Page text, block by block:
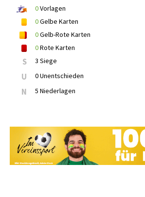
0Vorlagen
0Gelbe Karten
0Gelb-Rote Karten
0Rote Karten
S 3 Siege
U 0 Unentschieden
N 5 Niederlagen